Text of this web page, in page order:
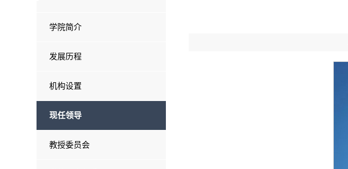
学院简介
发展历程
机构设置
现任领导
教授委员会